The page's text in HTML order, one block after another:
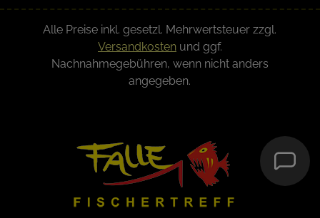
Alle Preise inkl. gesetzl. Mehrwertsteuer zzgl.
Versandkostenund ggf.
Nachnahmegebühren, wenn nicht anders
angegeben.